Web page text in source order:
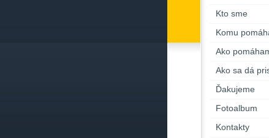
Kto sme
Komu
Ako
Ako sa dá
Ďakujeme
Fotoalbum
Kontakty